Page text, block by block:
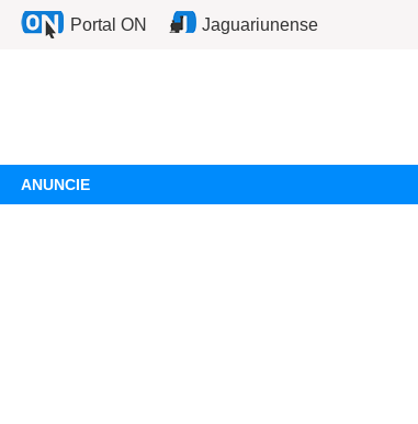
Portal ON Jaguariunense
ANUNCIE